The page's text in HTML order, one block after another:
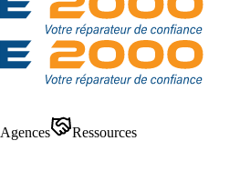
Agences
Ressources